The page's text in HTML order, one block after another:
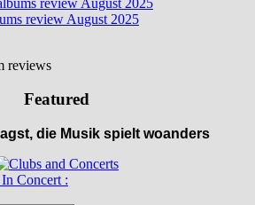
review August 2025
reviews
Featured
die Musik spielt woanders
In Concert :